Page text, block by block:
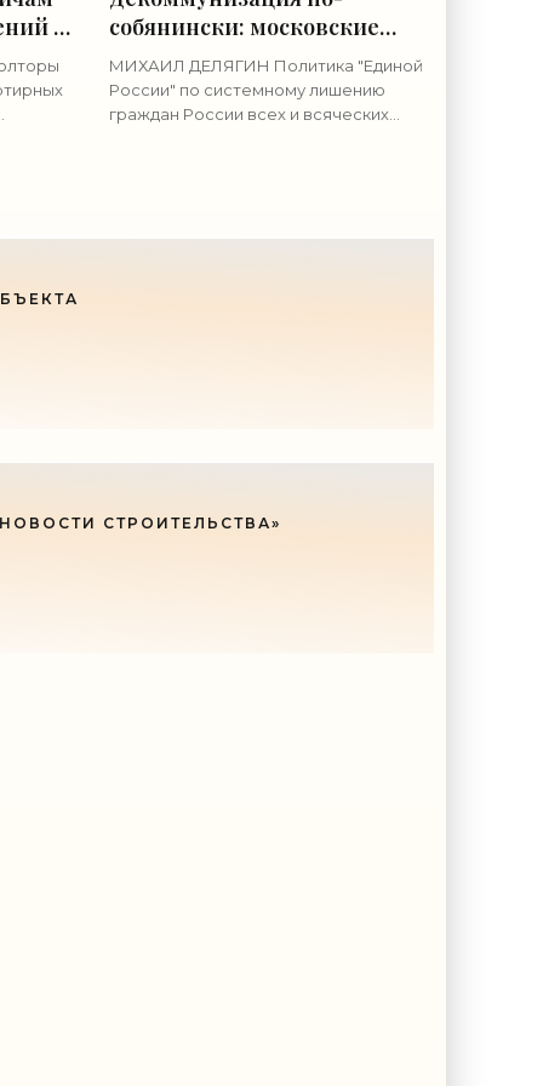
в
собянински: московские
власти лишают дачи
потомков Чкалова -
«Недвижимость»
МИХАИЛ ДЕЛЯГИН Политика "Единой
России" по системному лишению
граждан России всех и всяческих
СТРОИТЕЛЬСТВА»